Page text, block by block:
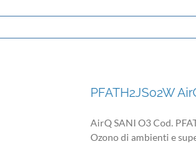
PFATH2JS02W
AirQ SANI O3 Cod.
Ozono di ambienti e